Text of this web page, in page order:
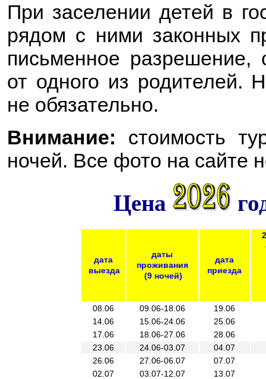
При заселении детей в
рядом с ними законных
письменное разрешение,
от одного из родителей.
не обязательно.
Внимание: стоимость
ночей. Все фото на сайте
Цена
дата
выезда
даты
проживания
(9 ночей)
дата
приезда
08.06 09.06-18.06
19.06
14.06
15.06-24.06
25.06
17.06
18.06-27.06
28.06
23.06
24.06-03.07
04.07
26.06
27.06-06.07
07.07
02.07
03.07-12.07
13.07